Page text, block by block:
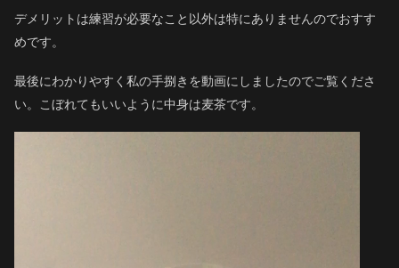
デメリットは練習が必要なこと以外は特にありませんのでおすす
めです。
最後にわかりやすく私の手捌きを動画にしましたのでご覧くださ
い。こぼれてもいいように中身は麦茶です。